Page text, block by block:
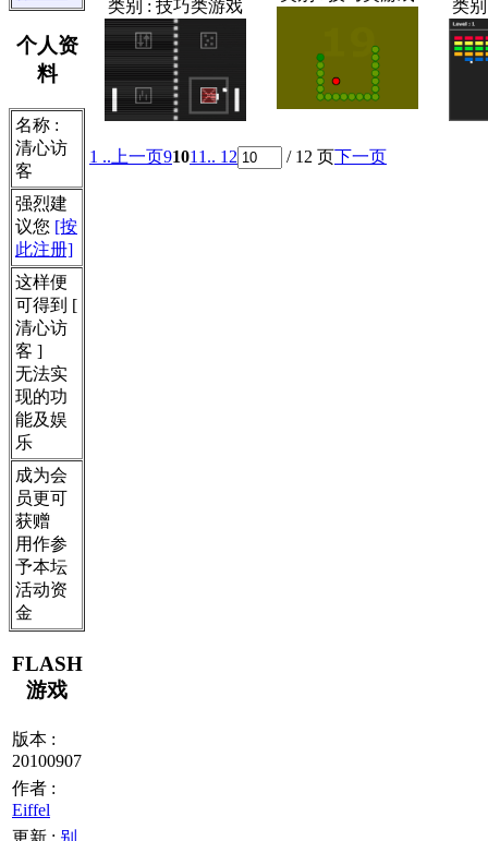
个人资
料
名称 :
清心访
客
强烈建
议您 [按
此注册]
这样便
可得到 [
清心访
客 ]
无法实
现的功
能及娱
乐
成为会
员更可
获赠
用作参
予本坛
活动资
金
FLASH
游戏
版本 :
20100907
作者 :
Eiffel
更新 : 别
类别 : 技巧类游戏
类
1 ..上一页91011.. 12 / 12 页下一页